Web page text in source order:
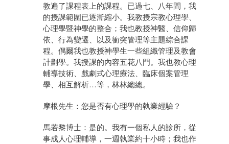
教遍了課程表上的課程。已過七、八年間，我
的授課範圍已逐漸縮小。我教授宗教心理學、
心理學暨神學的整合；我也教授神醫、信仰歸
依、行為變遷、以及衝突管理等主題綜合課
程。偶爾我也教授神學生一些組織管理及教會
計劃學。我授課的內容五花八門。我也教心理
輔導技術、戲劇式心理療法、臨床個案管理
學、相互解析…等，林林總總。
摩根先生：您是否有心理學的執業經驗？
馬若黎博士：是的。我有一個私人的診所，從
事成人心理輔導，一週執業約十小時；我也作